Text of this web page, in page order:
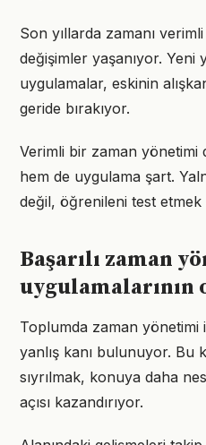
Son yıllarda zamanı
değişimler yaşanıyor. Yeni
uygulamalar, eskinin
geride bırakıyor.
Verimli bir zaman yönetimi
hem de uygulama şart.
değil, öğrenileni test etmek
Başarılı zaman
Toplumda zaman yönetimi
yanlış kanı bulunuyor. Bu
sıyrılmak, konuya daha
açısı kazandırıyor.